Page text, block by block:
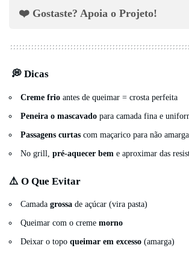
❤️ Gostaste? Apoia o Projeto!
💭 Dicas
Creme frio antes de queimar = crosta perfeita
Peneira o mascavado para camada fina e
Passagens curtas com maçarico para não
No grill,pré-aquecer bem e aproximar das
⚠️ O Que Evitar
Camadagrossa de açúcar (vira pasta)
Queimar com o crememorno
Deixar o topoqueimar em excesso (amarga)